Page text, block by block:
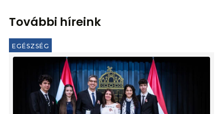
További híreink
EGÉSZSÉG